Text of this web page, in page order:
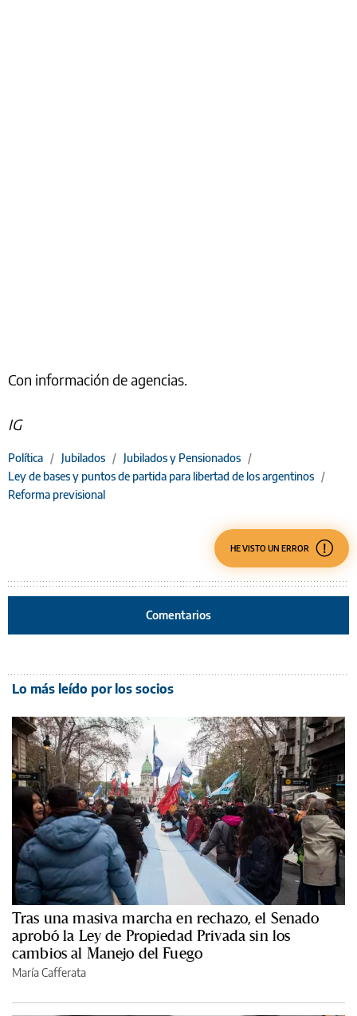
Con información de agencias.
IG
Política / Jubilados / Jubilados y Pensionados /
Ley de bases y puntos de partida para libertad de los argentinos /
Reforma previsional
HE VISTO UN ERROR
Comentarios
Lo más leído por los socios
Tras una masiva marcha en rechazo, el Senado
aprobó la Ley de Propiedad Privada sin los
cambios al Manejo del Fuego
María Cafferata